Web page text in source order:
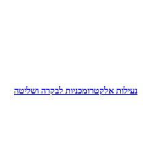
נעילות אלקטרומכניות לבקרה ושליטה